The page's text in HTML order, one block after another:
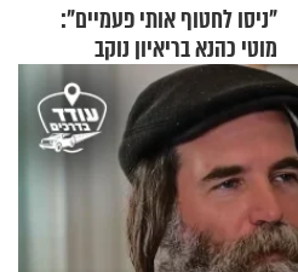
"ניסו לחטוף אותי פעמיים":
מוטי כהנא בריאיון נוקב